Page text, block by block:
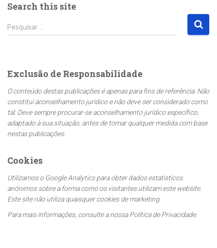
Search this site
P
e
i
s
r
Pesquisar …
Exclusão de Responsabilidade
O conteúdo destas publicações é apenas para fins de referência. Não
constitui aconselhamento jurídico e não deve ser considerado como
tal. Deve sempre procurar-se aconselhamento jurídico específico,
adaptado à sua situação, antes de tomar qualquer medida com base
nestas publicações.
Cookies
Utilizamos o Google Analytics para obter dados estatísticos
anónimos sobre a forma como os visitantes utilizam este website.
Este site não utiliza quaisquer cookies de marketing.
Para mais informações, consulte a nossa Política de Privacidade.